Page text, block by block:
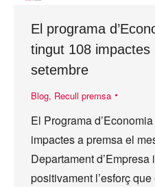
El programa
tingut 108
setembre
Blog, Recull premsa
El Programa
impactes a premsa el
Departament
positivament l’esforç